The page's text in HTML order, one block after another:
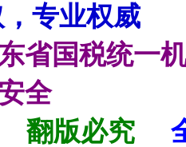
专业权威
省国税统一
全
翻版必究